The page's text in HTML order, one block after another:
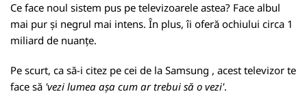
Ce face noul sistem pus pe televizoarele astea? Face albul
mai pur și negrul mai intens. În plus, îi oferă ochiului circa 1
miliard de nuanțe.
Pe scurt, ca să-i citez pe cei de la Samsung , acest televizor te
face să 'vezi lumea așa cum ar trebui să o vezi'.